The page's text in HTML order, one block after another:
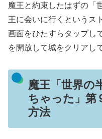
魔王と約束したはずの「
王に会いに行くというス
画面をひたすらタップし
を開放して城をクリアし
魔王「世界の
ちゃった」第
方法